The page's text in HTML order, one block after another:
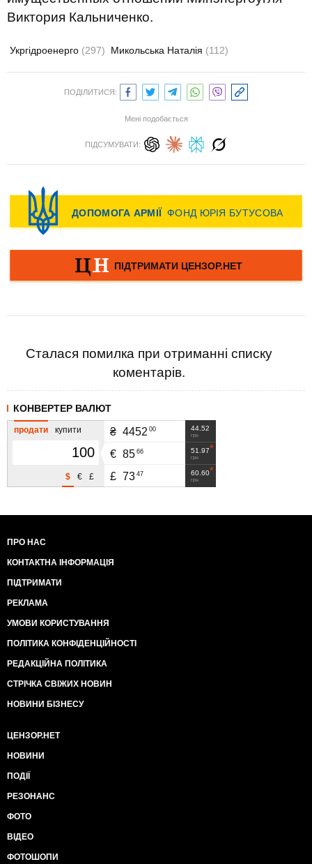
Виктория Кальниченко.
Укргідроенерго (297) Микольська Наталія (112)
ПОДІЛИТИСЯ:
Мені подобається
ПІДСУМУВАТИ:
Сталася помилка при отриманні списку
коментарів.
КОНВЕРТЕР ВАЛЮТ
продати купити
£
€
$
44.52
грн
₴ 4452 00
51.97
грн
€ 85 66
60.60
грн
£ 73 47
ПРО НАС
КОНТАКТНА ІНФОРМАЦІЯ
ПІДТРИМАТИ
РЕКЛАМА
УМОВИ КОРИСТУВАННЯ
ПОЛІТИКА КОНФІДЕНЦІЙНОСТІ
РЕДАКЦІЙНА ПОЛІТИКА
СТРІЧКА СВІЖИХ НОВИН
НОВИНИ БІЗНЕСУ
ЦЕНЗОР.НЕТ
НОВИНИ
ПОДІЇ
РЕЗОНАНС
ФОТО
ВІДЕО
ФОТОШОПИ